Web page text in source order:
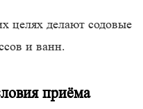
целях делают содовые
и ванн.
приёма